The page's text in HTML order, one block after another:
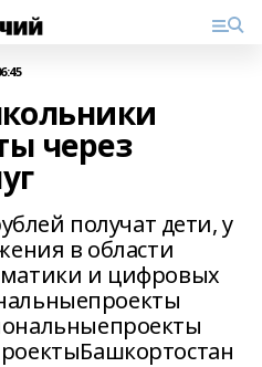
через
получат дети, у
в области
и цифровых